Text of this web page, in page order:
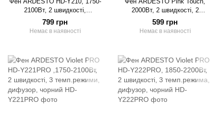
2100Вт, 2 швидкості,
3темп.режими,
авто.змотування шнура,
799 грн
Немає в наявності
2000Вт, 2 швидкості, 2
темп.режими, складана ручка,
сірий+рожевий
599 грн
Немає в наявності